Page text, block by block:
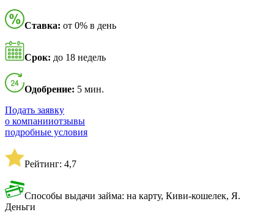
Ставка: от 0% в день
Срок: до 18 недель
Одобрение: 5 мин.
Подать заявку
о компанииотзывы
подробные условия
Рейтинг: 4,7
Способы выдачи займа: на карту, Киви-кошелек, Я.
Деньги